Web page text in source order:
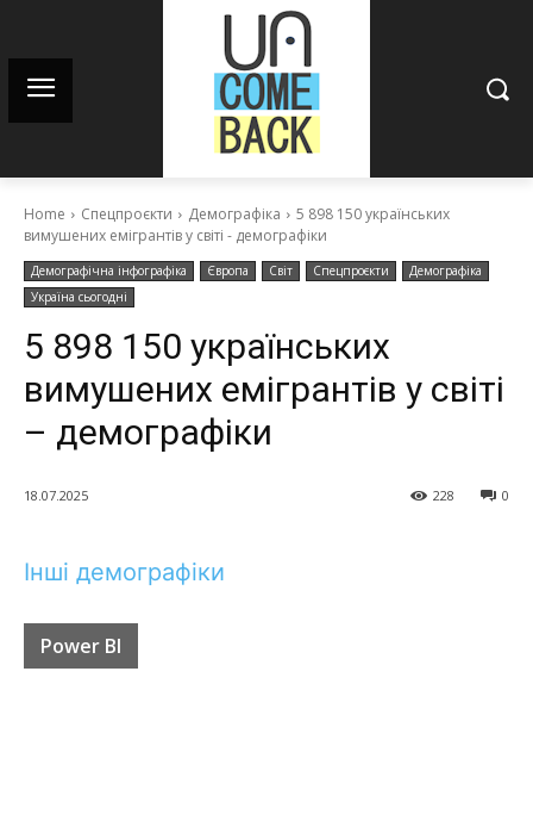
Home Спецпроєкти Демографіка
5 898 150 українських
вимушених емігрантів у світі - демографіки
Демографічна інфографіка Європа Світ Спецпроєкти
Демографіка
Україна сьогодні
5 898 150 українських
вимушених емігрантів у світі
– демографіки
18.07.2025 0
228
Інші демографіки
Power BI